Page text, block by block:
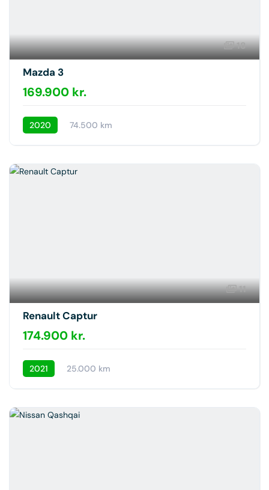
18
Mazda 3
169.900 kr.
2020 74.500 km
11
Renault Captur
174.900 kr.
2021 25.000 km